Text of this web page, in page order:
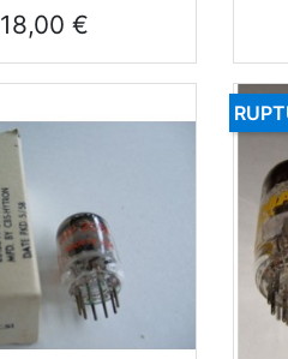
Prix
18,00 €